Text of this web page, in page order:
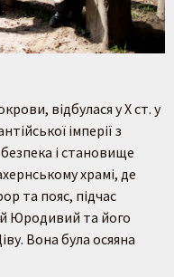
відбулася у Х ст. у
імперії з
і становище
храмі, де
та пояс, підчас
Юродивий та його
Вона була осяяна